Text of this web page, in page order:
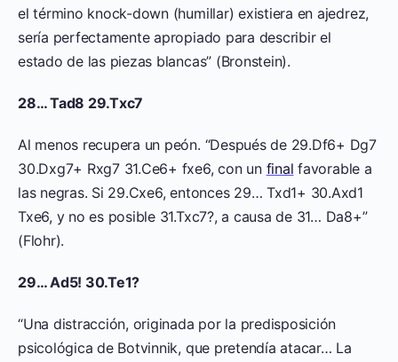
el término knock-down (humillar) existiera en ajedrez,
sería perfectamente apropiado para describir el
estado de las piezas blancas” (Bronstein).
28… Tad8 29.Txc7
Al menos recupera un peón. “Después de 29.Df6+ Dg7
30.Dxg7+ Rxg7 31.Ce6+ fxe6, con un final favorable a
las negras. Si 29.Cxe6, entonces 29… Txd1+ 30.Axd1
Txe6, y no es posible 31.Txc7?, a causa de 31… Da8+”
(Flohr).
29… Ad5! 30.Te1?
“Una distracción, originada por la predisposición
psicológica de Botvinnik, que pretendía atacar… La